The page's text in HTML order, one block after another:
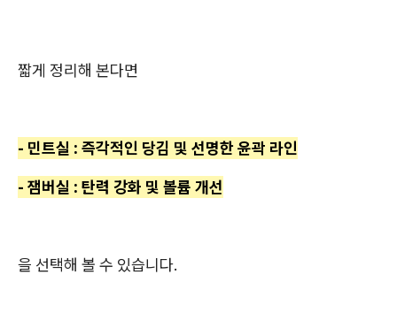
짧게 정리해 본다면
- 민트실 : 즉각적인 당김 및 선명한 윤곽 라인
- 잼버실 : 탄력 강화 및 볼륨 개선
을 선택해 볼 수 있습니다.